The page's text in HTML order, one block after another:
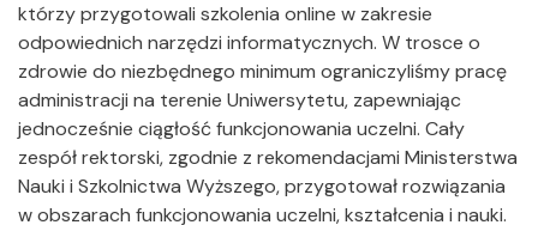
którzy przygotowali szkolenia online w zakresie
odpowiednich narzędzi informatycznych. W trosce o
zdrowie do niezbędnego minimum ograniczyliśmy pracę
administracji na terenie Uniwersytetu, zapewniając
jednocześnie ciągłość funkcjonowania uczelni. Cały
zespół rektorski, zgodnie z rekomendacjami Ministerstwa
Nauki i Szkolnictwa Wyższego, przygotował rozwiązania
w obszarach funkcjonowania uczelni, kształcenia i nauki.